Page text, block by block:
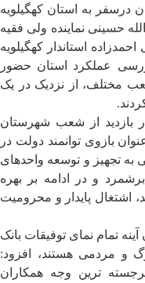
درسفر به استان كهگيلويه
حسینی نماینده ولی فقیه
استاندار کهگیلویه
عملکرد استان حضور
مختلف، از نزدیک در یک
بازدید از شعب شهرستان
بازوی توانمند دولت در
به تجهیز و توسعه واحد‌های
و در ادامه بر بهره
اشتغال پایدار و محرومیت
آینه تمام نمای توفیقات بانک
و مردمی هستند، افزود:
ترین وجه همکاران